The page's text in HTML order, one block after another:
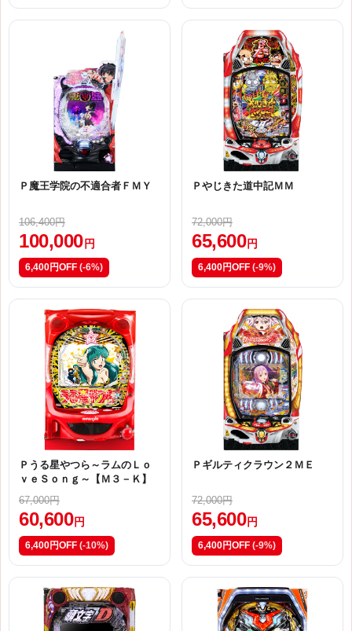
Ｐ魔王学院の不適合者ＦＭＹ
106,400円
100,000 円
6,400円OFF (-6%)
Ｐやじきた道中記ＭＭ
72,000円
65,600 円
6,400円OFF (-9%)
Ｐうる星やつら～ラムのＬｏ
ｖｅＳｏｎｇ～【Ｍ３－Ｋ】
67,000円
60,600 円
6,400円OFF (-10%)
Ｐギルティクラウン２ＭＥ
72,000円
65,600 円
6,400円OFF (-9%)